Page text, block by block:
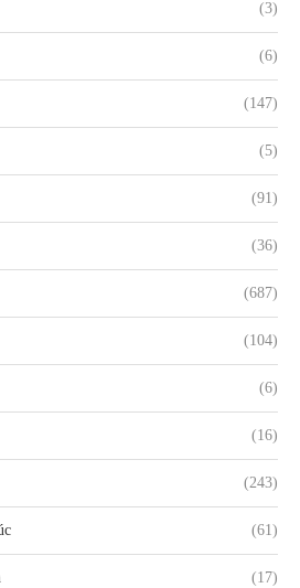
(3)
(6)
(147)
(5)
(91)
(36)
(687)
(104)
(6)
(16)
(243)
(61)
(17)